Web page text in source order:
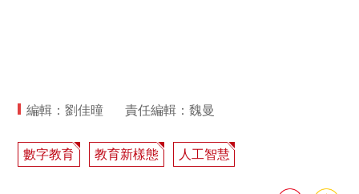
編輯：劉佳曈 責任編輯：魏曼
數字教育 教育新樣態 人工智慧